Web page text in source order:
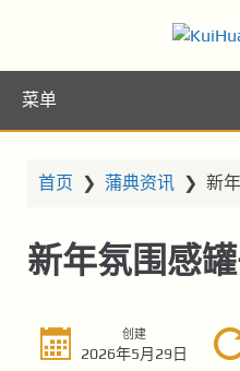
菜单
首页 ❯ 蒲典资讯 ❯ 新
新年氛围感
创建
2026年5月29日